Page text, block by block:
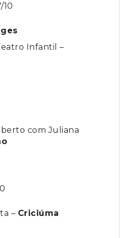
10
Infantil –
com Juliana
– Criciúma